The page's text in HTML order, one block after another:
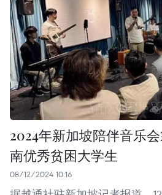
2024年新加坡陪伴音乐
南优秀贫困大学生
08/12/2024 10:16